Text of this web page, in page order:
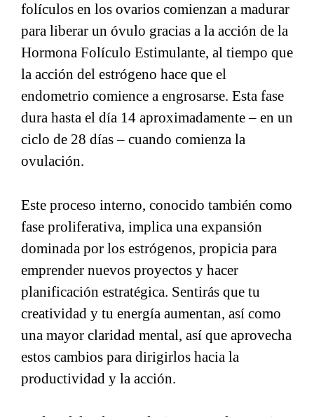
folículos en los ovarios comienzan a madurar
para liberar un óvulo gracias a la acción de la
Hormona Folículo Estimulante, al tiempo que
la acción del estrógeno hace que el
endometrio comience a engrosarse. Esta fase
dura hasta el día 14 aproximadamente – en un
ciclo de 28 días – cuando comienza la
ovulación.
Este proceso interno, conocido también como
fase proliferativa, implica una expansión
dominada por los estrógenos, propicia para
emprender nuevos proyectos y hacer
planificación estratégica. Sentirás que tu
creatividad y tu energía aumentan, así como
una mayor claridad mental, así que aprovecha
estos cambios para dirigirlos hacia la
productividad y la acción.